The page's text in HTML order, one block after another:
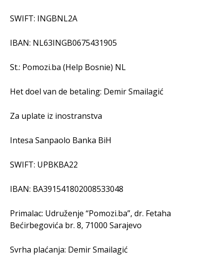
SWIFT: INGBNL2A
IBAN: NL63INGB0675431905
St.: Pomozi.ba (Help Bosnie) NL
Het doel van de betaling: Demir Smailagić
Za uplate iz inostranstva
Intesa Sanpaolo Banka BiH
SWIFT: UPBKBA22
IBAN: BA391541802008533048
Primalac: Udruženje “Pomozi.ba”, dr. Fetaha
Bećirbegovića br. 8, 71000 Sarajevo
Svrha plaćanja: Demir Smailagić